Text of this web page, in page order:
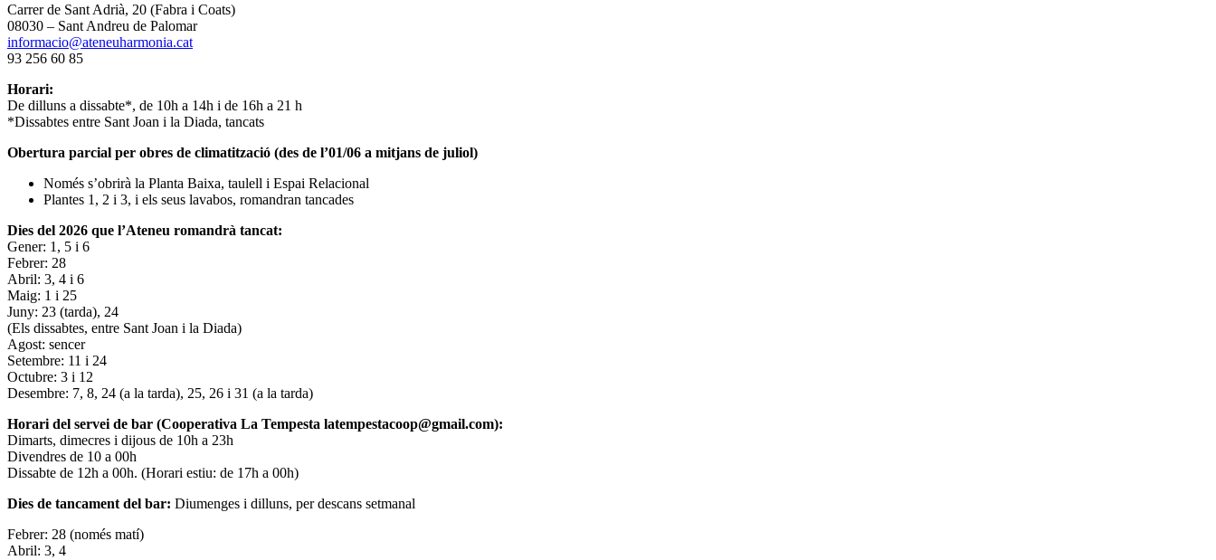
Carrer de Sant Adrià, 20 (Fabra i Coats)
08030 – Sant Andreu de Palomar
informacio@ateneuharmonia.cat
93 256 60 85
Horari:
De dilluns a dissabte*, de 10h a 14h i de 16h a 21 h
*Dissabtes entre Sant Joan i la Diada, tancats
Obertura parcial per obres de climatització (des de l’01/06 a mitjans de juliol)
Només s’obrirà la Planta Baixa, taulell i Espai Relacional
Plantes 1, 2 i 3, i els seus lavabos, romandran tancades
Dies del 2026 que l’Ateneu romandrà tancat:
Gener: 1, 5 i 6
Febrer: 28
Abril: 3, 4 i 6
Maig: 1 i 25
Juny: 23 (tarda), 24
(Els dissabtes, entre Sant Joan i la Diada)
Agost: sencer
Setembre: 11 i 24
Octubre: 3 i 12
Desembre: 7, 8, 24 (a la tarda), 25, 26 i 31 (a la tarda)
Horari del servei de bar (Cooperativa La Tempesta latempestacoop@gmail.com):
Dimarts, dimecres i dijous de 10h a 23h
Divendres de 10 a 00h
Dissabte de 12h a 00h. (Horari estiu: de 17h a 00h)
Dies de tancament del bar: Diumenges i dilluns, per descans setmanal
Febrer: 28 (només matí)
Abril: 3, 4